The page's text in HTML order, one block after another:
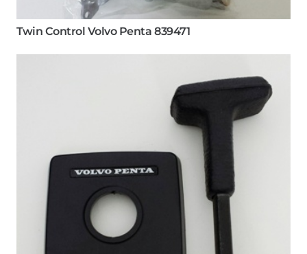
Twin Control Volvo Penta 839471